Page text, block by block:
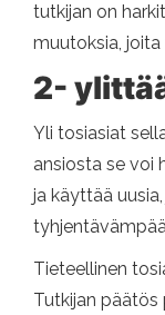
tutkijan on
muutoksia,
2-
Yli tosiasiat
ansiosta se voi
ja käyttää
Tieteellinen
Tutkijan